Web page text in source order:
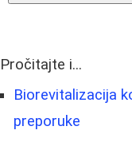
Pročitajte i...
Biorevitalizacija
preporuke